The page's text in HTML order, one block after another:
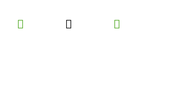
Kontakt Kariéra
Přihlášení